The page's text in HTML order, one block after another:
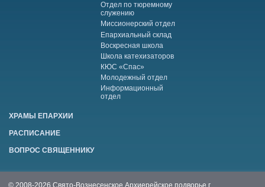
Отдел по тюремному
служению
Миссионерский отдел
Епархиальный склад
Воскресная школа
Школа катехизаторов
КЮС «Спас»
Молодежный отдел
Информационный
отдел
ХРАМЫ ЕПАРХИИ
РАСПИСАНИЕ
ВОПРОС СВЯЩЕННИКУ
© 2008-2026 Свято-Вознесенское Архиерейское подворье г.